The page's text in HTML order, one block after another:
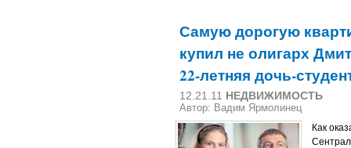
Самую дорогую
купил не олигарх
22-летняя дочь-
12.21.11 НЕДВИЖИМОСТЬ
Автор: Вадим Ярмолинец
Как